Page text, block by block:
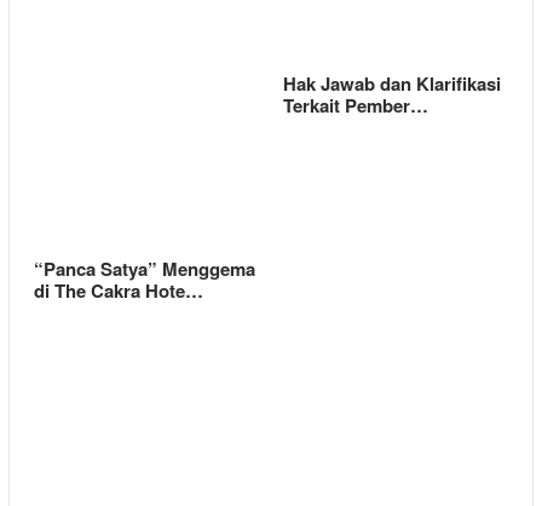
Hak Jawab dan Klarifikasi
Terkait Pember…
“Panca Satya” Menggema
di The Cakra Hote…